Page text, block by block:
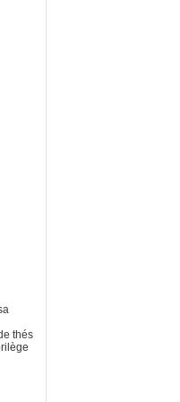
thés